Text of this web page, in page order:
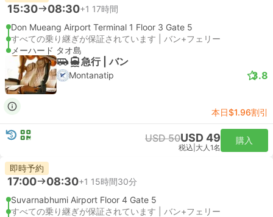
15:30 08:30+1 17時間
Don Mueang Airport Terminal 1 Floor 3 Gate 5
すべての乗り継ぎが保証されています | バン+フェリー
メーハード タオ島
急行 | バン
Montanatip 3.8
本日$1.96割引
USD 50USD 49
税込 大人1名
購入
即時予約
17:00 08:30+1 15時間30分
Suvarnabhumi Airport Floor 4 Gate 5
すべての乗り継ぎが保証されています | バン+フェリー